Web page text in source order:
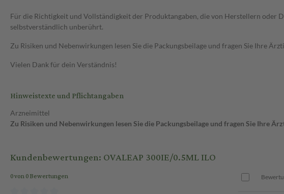
Für die Richtigkeit und Vollständigkeit der Produktangaben, die von Herstellern oder
selbstverständlich unberührt.
Zu Risiken und Nebenwirkungen lesen Sie die Packungsbeilage und fragen Sie Ihre
Vielen Dank für dein Verständnis!
Hinweistexte und Pflichtangaben
Arzneimittel
Zu Risiken und Nebenwirkungen lesen Sie die Packungsbeilage und fragen Sie Ihre
Kundenbewertungen: OVALEAP 300IE/0.5ML ILO
0 von 0 Bewertungen